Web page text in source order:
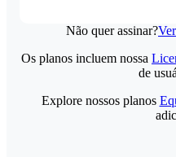
Não quer assinar?
Os planos incluem nossa
de
Explore nossos planos